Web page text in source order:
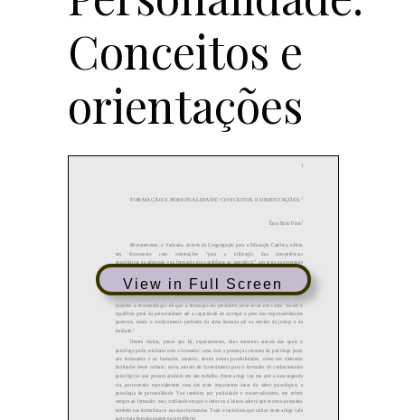
Conceitos e
orientações
View in Full Screen